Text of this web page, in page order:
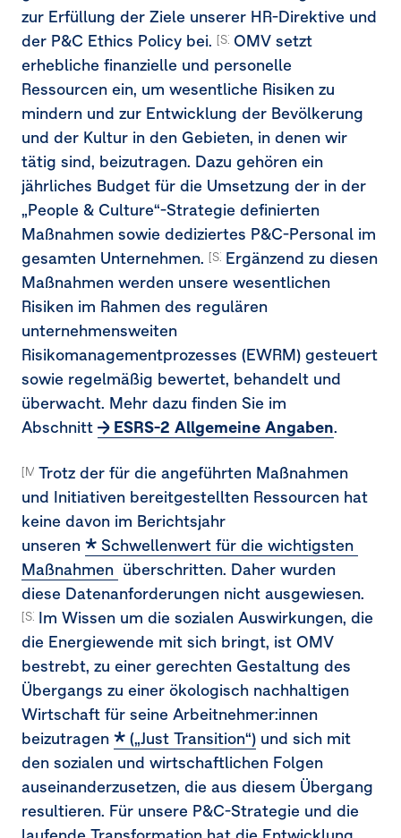
zur Erfüllung der Ziele unserer HR-Direktive und
der P&C Ethics Policy bei. [S1-4.43]
OMV setzt
erhebliche finanzielle und personelle
Ressourcen ein, um wesentliche Risiken zu
mindern und zur Entwicklung der Bevölkerung
und der Kultur in den Gebieten, in denen wir
tätig sind, beizutragen. Dazu gehören ein
jährliches Budget für die Umsetzung der in der
„People & Culture“-Strategie definierten
Maßnahmen sowie dediziertes P&C-Personal im
gesamten Unternehmen. [S1 4.AR 47]
Ergänzend zu diesen
Maßnahmen werden unsere wesentlichen
Risiken im Rahmen des regulären
unternehmensweiten
Risikomanagementprozesses (EWRM) gesteuert
sowie regelmäßig bewertet, behandelt und
überwacht. Mehr dazu finden Sie im
Abschnitt
ESRS-2 Allgemeine Angaben.
[MDR-A-69a, 69b]
Trotz der für die angeführten Maßnahmen
und Initiativen bereitgestellten Ressourcen hat
keine davon im Berichtsjahr
unseren
Schwellenwert für die wichtigsten
Maßnahmen überschritten. Daher wurden
diese Datenanforderungen nicht ausgewiesen.
[S1-4.AR 43]
Im Wissen um die sozialen Auswirkungen, die
die Energiewende mit sich bringt, ist OMV
bestrebt, zu einer gerechten Gestaltung des
Übergangs zu einer ökologisch nachhaltigen
Wirtschaft für seine Arbeitnehmer:innen
beizutragen
(„Just Transition“) und sich mit
den sozialen und wirtschaftlichen Folgen
auseinanderzusetzen, die aus diesem Übergang
resultieren. Für unsere P&C-Strategie und die